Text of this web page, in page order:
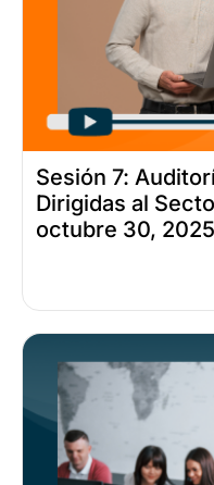
Sesión 7:
Dirigidas al
octubre 30, 2025